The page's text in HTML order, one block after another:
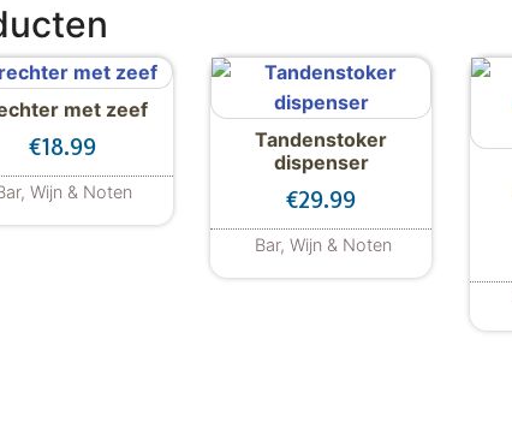
met zeef
€18.99
Wijn & Noten
Tandenstoker
dispenser
€29.99
Bar, Wijn & Noten